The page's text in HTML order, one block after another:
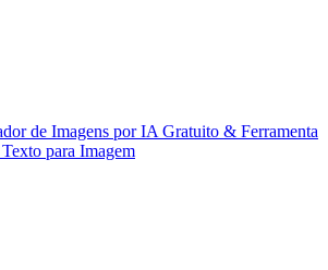
de Imagens por IA Gratuito & Ferramenta
para Imagem